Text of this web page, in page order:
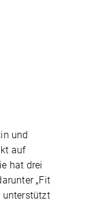
und
auf
hat drei
„Fit
unterstützt